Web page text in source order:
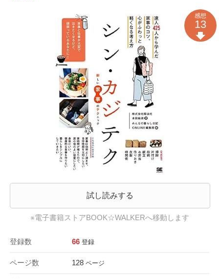
試し読みする
※電子書籍ストアBOOK☆WALKERへ移動します
登録数 66 登録
ページ数 128 ページ
感想
13